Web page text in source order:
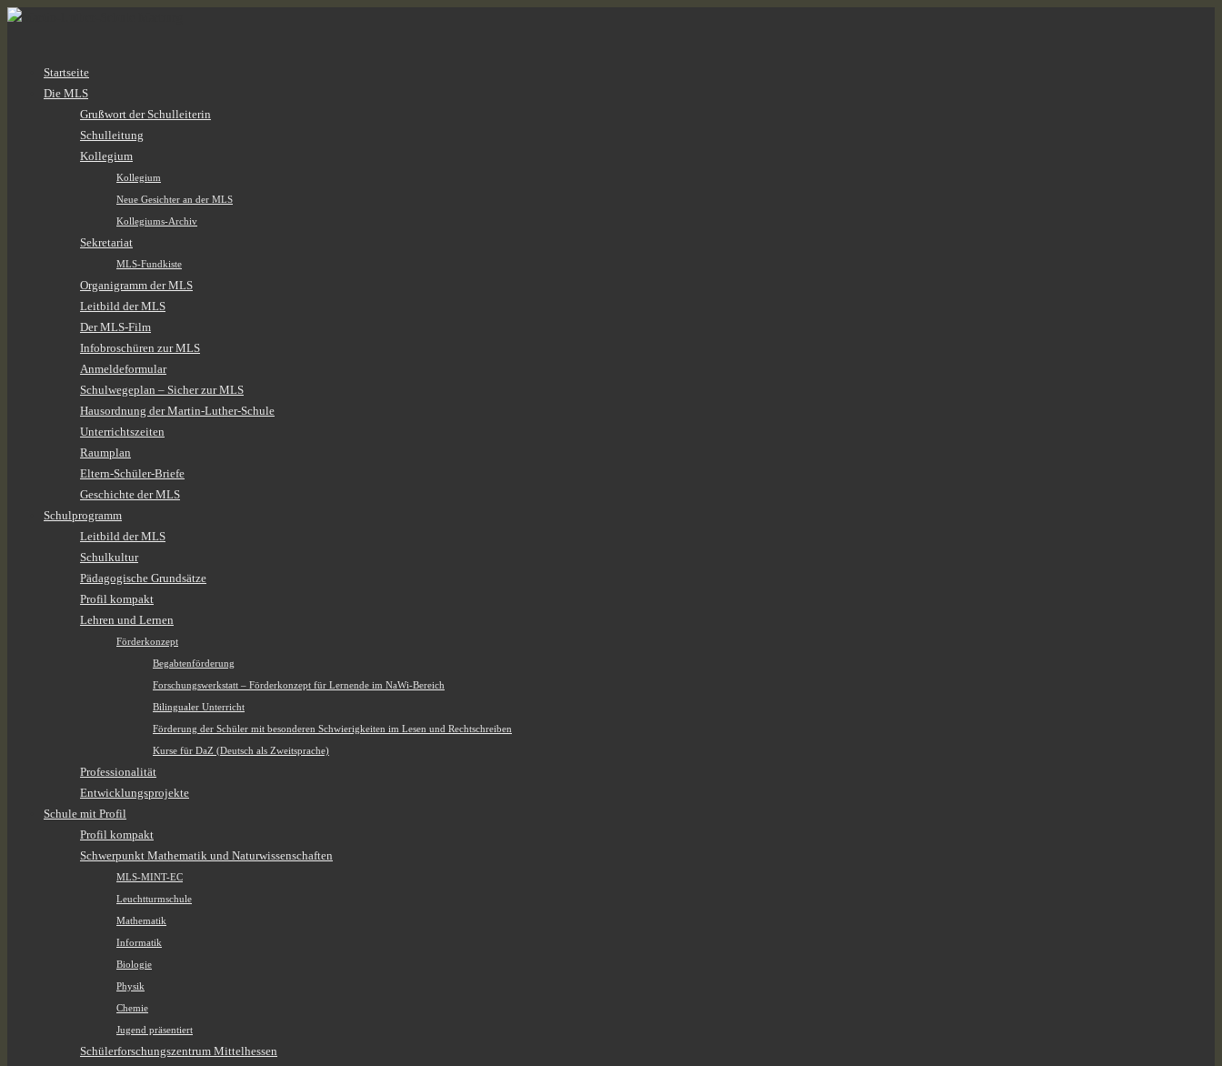
Startseite
Die MLS
Grußwort der Schulleiterin
Schulleitung
Kollegium
Kollegium
Neue Gesichter an der MLS
Kollegiums-Archiv
Sekretariat
MLS-Fundkiste
Organigramm der MLS
Leitbild der MLS
Der MLS-Film
Infobroschüren zur MLS
Anmeldeformular
Schulwegeplan – Sicher zur MLS
Hausordnung der Martin-Luther-Schule
Unterrichtszeiten
Raumplan
Eltern-Schüler-Briefe
Geschichte der MLS
Schulprogramm
Leitbild der MLS
Schulkultur
Pädagogische Grundsätze
Profil kompakt
Lehren und Lernen
Förderkonzept
Begabtenförderung
Forschungswerkstatt – Förderkonzept für Lernende im NaWi-Bereich
Bilingualer Unterricht
Förderung der Schüler mit besonderen Schwierigkeiten im Lesen und Rechtschreiben
Kurse für DaZ (Deutsch als Zweitsprache)
Professionalität
Entwicklungsprojekte
Schule mit Profil
Profil kompakt
Schwerpunkt Mathematik und Naturwissenschaften
MLS-MINT-EC
Leuchtturmschule
Mathematik
Informatik
Biologie
Physik
Chemie
Jugend präsentiert
Schülerforschungszentrum Mittelhessen